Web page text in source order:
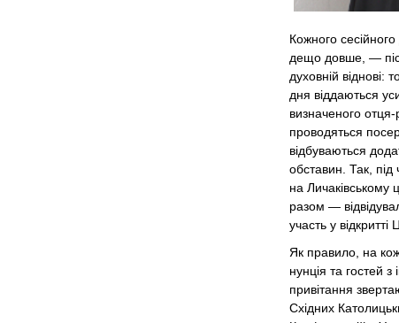
Кожного
дещо довше, —
духовній віднові:
дня віддаються
визначеного отця-
проводяться
відбуваються
обставин. Так,
на Личаківському
разом —
участь у
Як правило, на
нунція та гостей
привітання
Східних